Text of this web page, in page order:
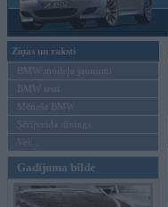
Ziņas un raksti
BMW modeļu jaunumi
BMW testi
Mēneša BMW
Sērijveida tūnings
Vel...
Gadījuma bilde